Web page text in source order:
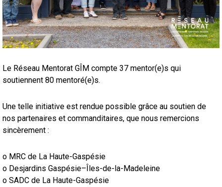
Le Réseau Mentorat GÎM compte 37 mentor(e)s qui
soutiennent 80 mentoré(e)s.
Une telle initiative est rendue possible grâce au soutien de
nos partenaires et commanditaires, que nous remercions
sincèrement :
o MRC de La Haute-Gaspésie
o Desjardins Gaspésie–Îles-de-la-Madeleine
o SADC de La Haute-Gaspésie